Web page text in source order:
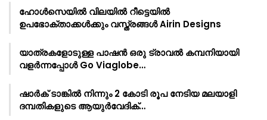
ഹോൾസെയിൽ വിലയിൽ റീട്ടെയിൽ
ഉപഭോക്താക്കൾക്കും വസ്ത്രങ്ങൾ Airin Designs
യാത്രകളോടുള്ള പാഷൻ ഒരു ട്രാവൽ കമ്പനിയായി
വളർന്നപ്പോൾ Go Viaglobe…
ഷാർക്‌ ടാങ്കിൽ നിന്നും 2 കോടി രൂപ നേടിയ മലയാളി
ദമ്പതികളുടെ ആയുർവേദിക്…